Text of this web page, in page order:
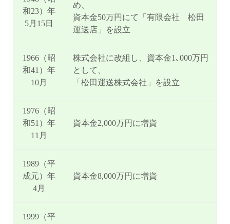
和23）年
5月15日
め、
資本金50万円にて「有限会社 松田
運送店」を設立
1966（昭
和41）年
10月
株式会社に改組し、資本金1､000万円
として、
「松田運送株式会社」を設立
1976（昭
和51）年
11月
資本金2,000万円に増資
1989（平
成元）年
4月
資本金8,000万円に増資
1999（平